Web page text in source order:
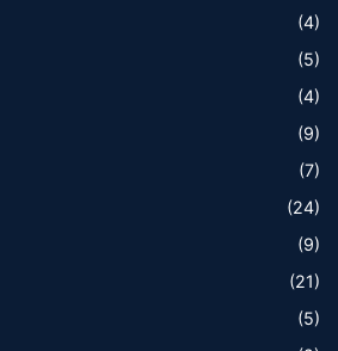
(4)
(5)
(4)
(9)
(7)
(24)
(9)
(21)
(5)